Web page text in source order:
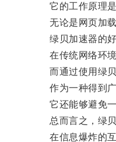
它的工作原理是
无论是网页加载
绿贝加速器的好
在传统网络环境
而通过使用绿贝
作为一种得到广
它还能够避免一
总而言之，绿贝
在信息爆炸的互